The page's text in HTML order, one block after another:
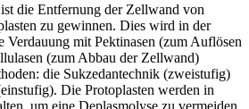
die Entfernung der Zellwand von
zu gewinnen. Dies wird in der
Verdauung mit Pektinasen (zum Auflösen
(zum Abbau der Zellwand)
die Sukzedantechnik (zweistufig)
Die Protoplasten werden in
um eine Deplasmolyse zu vermeiden.